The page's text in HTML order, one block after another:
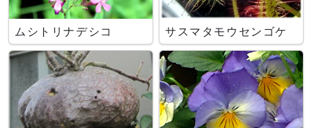
ムシトリナデシコ サスマタモウセンゴケ